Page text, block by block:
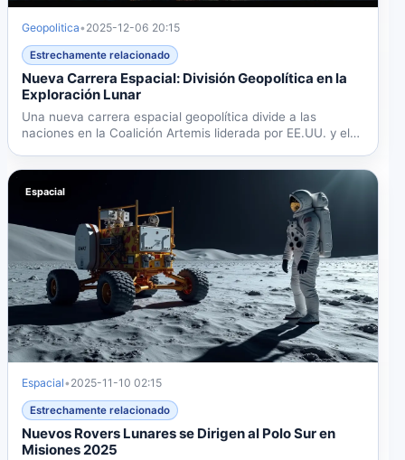
Geopolitica• 2025-12-06 20:15
Estrechamente relacionado
Nueva Carrera Espacial: División Geopolítica en la
Exploración Lunar
Una nueva carrera espacial geopolítica divide a las
naciones en la Coalición Artemis liderada por EE.UU. y el
Espacial
Espacial• 2025-11-10 02:15
Estrechamente relacionado
Nuevos Rovers Lunares se Dirigen al Polo Sur en
Misiones 2025